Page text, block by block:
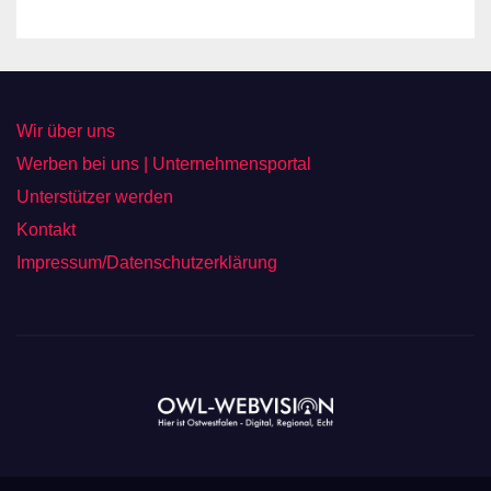
Wir über uns
Werben bei uns | Unternehmensportal
Unterstützer werden
Kontakt
Impressum/Datenschutzerklärung